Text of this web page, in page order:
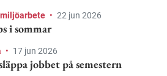
• 22 jun 2026
i sommar
• 17 jun 2026
jobbet på semestern